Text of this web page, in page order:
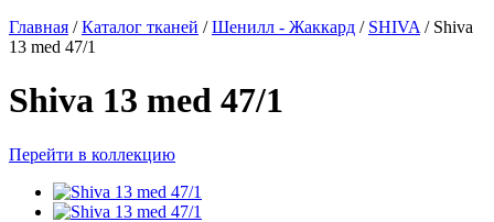
Главная / Каталог тканей / Шенилл - Жаккард / SHIVA / Shiva
13 med 47/1
Shiva 13 med 47/1
Перейти в коллекцию